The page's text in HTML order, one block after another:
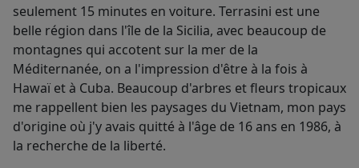
seulement 15 minutes en voiture. Terrasini est une
belle région dans l'île de la Sicilia, avec beaucoup de
montagnes qui accotent sur la mer de la
Méditernanée, on a l'impression d'être à la fois à
Hawaï et à Cuba. Beaucoup d'arbres et fleurs tropicaux
me rappellent bien les paysages du Vietnam, mon pays
d'origine où j'y avais quitté à l'âge de 16 ans en 1986, à
la recherche de la liberté.